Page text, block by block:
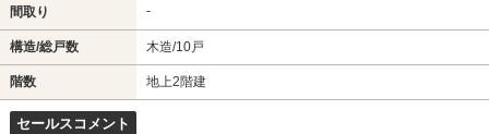
間取り -
構造/総戸数 木造/10戸
階数 地上2階建
セールスコメント